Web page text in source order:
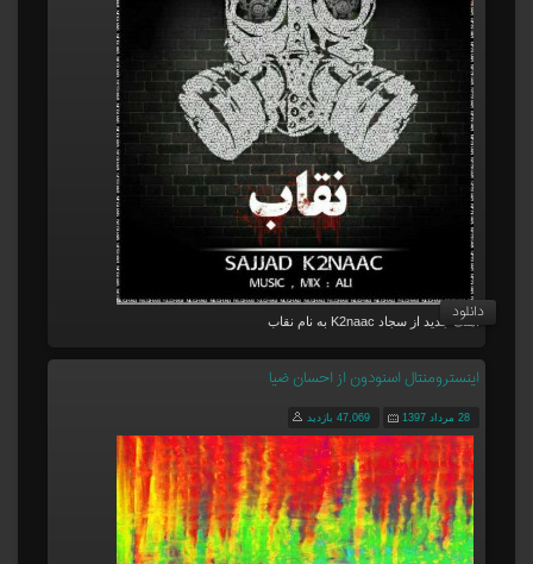
آهنگ جدید از سجاد K2naac به نام نقاب
دانلود
اینسترومنتال اسنودون از احسان ضیا
28 مرداد 1397 47,069 بازدید